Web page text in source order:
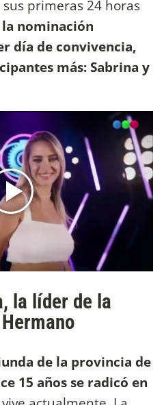
primeras 24 horas
nominación
día de convivencia,
más: Sabrina y
la líder de la
de la provincia de
15 años se radicó en